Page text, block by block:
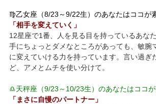
♍乙女座（8/23～9/22生）のあなたはココが
「相手を変えていく」
12星座で1番、人を見る目を持っているあな
手にちょっとダメなところがあっても、敏腕
に変えていける力を持っています。言い過ぎ
ど、アメとムチを使い分けて。
♎天秤座（9/23～10/23生）のあなたはココが
「まさに自慢のパートナー」